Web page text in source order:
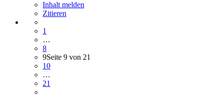
Inhalt melden
Zitieren
1
…
8
9Seite 9 von 21
10
…
21